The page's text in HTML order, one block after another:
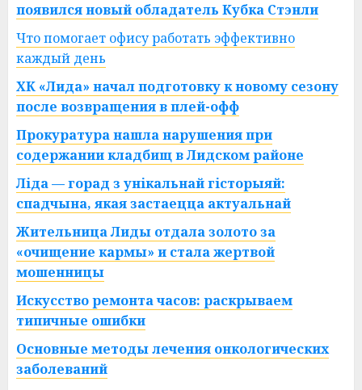
появился новый обладатель Кубка Стэнли
Что помогает офису работать эффективно
каждый день
ХК «Лида» начал подготовку к новому сезону
после возвращения в плей-офф
Прокуратура нашла нарушения при
содержании кладбищ в Лидском районе
Ліда — горад з унікальнай гісторыяй:
спадчына, якая застаецца актуальнай
Жительница Лиды отдала золото за
«очищение кармы» и стала жертвой
мошенницы
Искусство ремонта часов: раскрываем
типичные ошибки
Основные методы лечения онкологических
заболеваний